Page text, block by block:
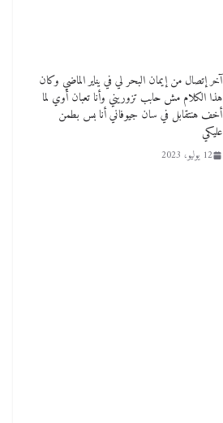
آخر إتصال من إيمان البحر لي في يناير الماضي وكان
هذا الكلام مش حابب تزوريني وأنا تعبان أوي لما
أخف هنتقابل في سان جيوفاني أنا بس بطمن
عليكي
12 يوليو، 2023